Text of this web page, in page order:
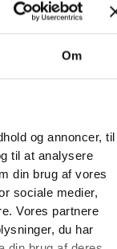
Om
og annoncer, til
til at analysere
din brug af vores
sociale medier,
Vores partnere
du har
og fuldender
i-Size og Sirona